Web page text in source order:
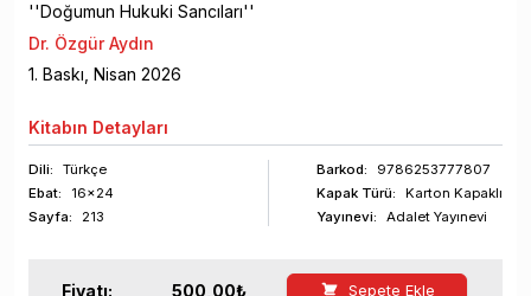
''Doğumun Hukuki Sancıları''
Dr. Özgür Aydın
1. Baskı, Nisan 2026
Kitabın Detayları
Dili:
Türkçe
Ebat:
16x24
Sayfa: 213
Barkod:
9786253777807
Kapak Türü:
Karton Kapaklı
Yayınevi:
Adalet Yayınevi
Fiyatı: 500,00₺ Sepete Ekle